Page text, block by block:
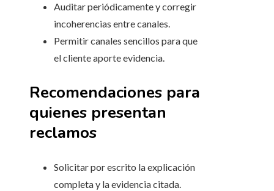
Auditar periódicamente y corregir
incoherencias entre canales.
Permitir canales sencillos para que
el cliente aporte evidencia.
Recomendaciones para
quienes presentan
reclamos
Solicitar por escrito la explicación
completa y la evidencia citada.